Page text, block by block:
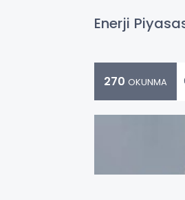
Enerji
270 OKUNMA